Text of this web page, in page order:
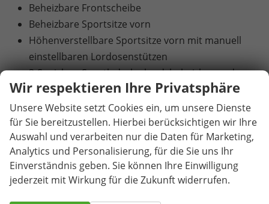
Beheizbare Frontscheibe
Beheizbare Sportsitze vorn
Höhenverstellbare Sportsitze vorn mit manuell
einstellbaren Lordosenstützen
3-Speichen-Sportlederlenkrad, beheizbar und
multifunktional
Climatronic – 2-Zonen-Klimaautomatik
Mittelarmlehne vorn mit Jumbo Box und
Luftausströmern im Fond
Mittelarmlehne hinten mit Durchladefunktion
Elektrische Heckklappe mit virtuellem Pedal
Elektrisch einstell-, beheiz- und anklappbare
Wir respektieren Ihre Privatsphäre
Unsere Website setzt Cookies ein, um unsere Dienste
für Sie bereitzustellen. Hierbei berücksichtigen wir Ihre
Auswahl und verarbeiten nur die Daten für Marketing,
Analytics und Personalisierung, für die Sie uns Ihr
Einverständnis geben. Sie können Ihre Einwilligung
jederzeit mit Wirkung für die Zukunft widerrufen.